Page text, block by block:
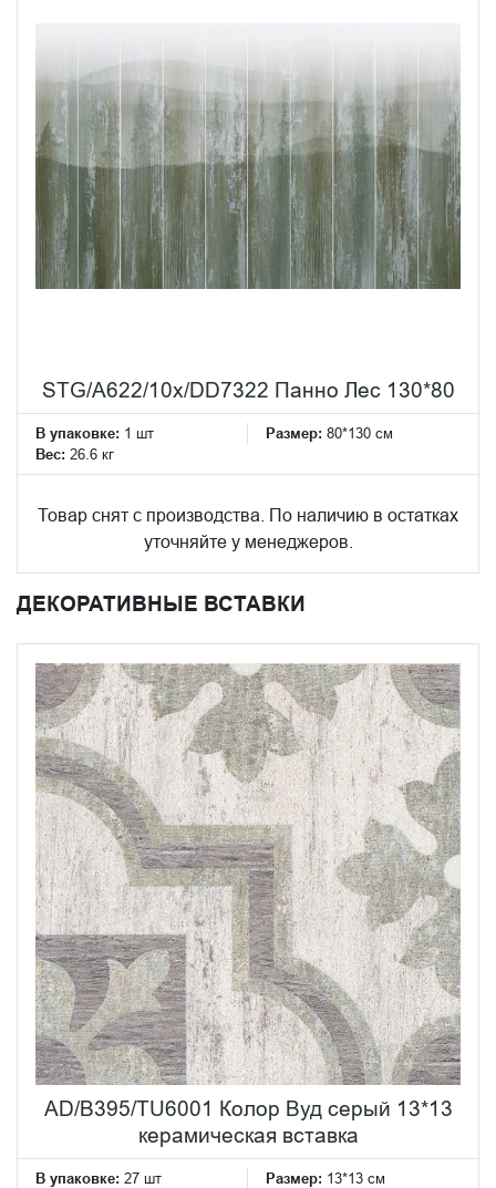
STG/A622/10x/DD7322 Панно Лес 130*80
В упаковке: 1 шт Размер: 80*130 см
Вес: 26.6 кг
Товар снят с производства. По наличию в остатках
уточняйте у менеджеров.
ДЕКОРАТИВНЫЕ ВСТАВКИ
AD/B395/TU6001 Колор Вуд серый 13*13
керамическая вставка
В упаковке: 27 шт Размер: 13*13 см